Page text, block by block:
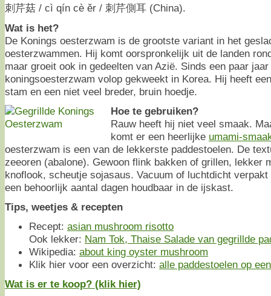
刺芹菇 / cì qín cè ěr / 刺芹側耳 (China).
Wat is het?
De Konings oesterzwam is de grootste variant in het
oesterzwammen. Hij komt oorspronkelijk uit de landen
maar groeit ook in gedeelten van Azië. Sinds een paar
koningsoesterzwam volop gekweekt in Korea. Hij heeft
stam en een niet veel breder, bruin hoedje.
Hoe te gebruiken?
Rauw heeft hij niet veel smaak.
komt er een heerlijke umami-
oesterzwam is een van de lekkerste paddestoelen. De
zeeoren (abalone). Gewoon flink bakken of grillen, lekker
knoflook, scheutje sojasaus. Vacuum of luchtdicht
een behoorlijk aantal dagen houdbaar in de ijskast.
Tips, weetjes & recepten
Recept: asian mushroom risotto
Ook lekker: Nam Tok, Thaise Salade van gegrillde
Wikipedia: about king oyster mushroom
Klik hier voor een overzicht: alle paddestoelen op
Wat is er te koop? (klik hier)